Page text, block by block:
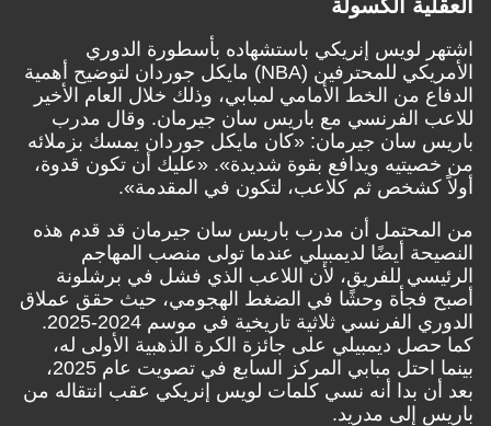
العقلية الكسولة
اشتهر لويس إنريكي باستشهاده بأسطورة الدوري
الأمريكي للمحترفين (NBA) مايكل جوردان لتوضيح أهمية
الدفاع من الخط الأمامي لمبابي، وذلك خلال العام الأخير
للاعب الفرنسي مع باريس سان جيرمان. وقال مدرب
باريس سان جيرمان: «كان مايكل جوردان يمسك بزملائه
من خصيتيه ويدافع بقوة شديدة». «عليك أن تكون قدوة،
أولاً كشخص ثم كلاعب، لتكون في المقدمة».
من المحتمل أن مدرب باريس سان جيرمان قد قدم هذه
النصيحة أيضًا لديمبيلي عندما تولى منصب المهاجم
الرئيسي للفريق، لأن اللاعب الذي فشل في برشلونة
أصبح فجأة وحشًا في الضغط الهجومي، حيث حقق عملاق
الدوري الفرنسي ثلاثية تاريخية في موسم 2024-2025.
كما حصل ديمبيلي على جائزة الكرة الذهبية الأولى له،
بينما احتل مبابي المركز السابع في تصويت عام 2025،
بعد أن بدا أنه نسي كلمات لويس إنريكي عقب انتقاله من
باريس إلى مدريد.